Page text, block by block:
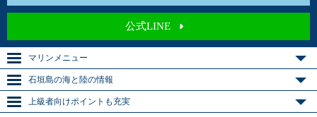
公式LINE
マリンメニュー
石垣島の海と陸の情報
上級者向けポイントも充実